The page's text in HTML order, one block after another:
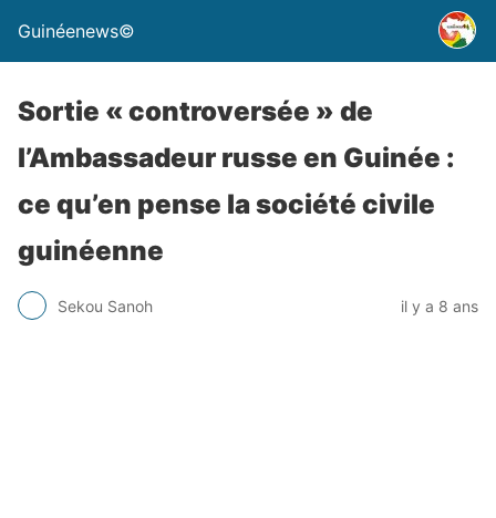
Guinéenews©
Sortie « controversée » de
l’Ambassadeur russe en Guinée :
ce qu’en pense la société civile
guinéenne
Sekou Sanoh il y a 8 ans